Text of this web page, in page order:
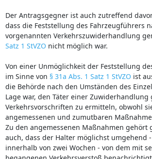
Der Antragsgegner ist auch zutreffend
dass die Feststellung des Fahrzeugführers
vorgenannten Verkehrszuwiderhandlung
Satz 1 StVZO nicht möglich war.
Von einer Unmöglichkeit der Feststellung
im Sinne von § 31a Abs. 1 Satz 1 StVZO ist
die Behörde nach den Umständen des
Lage war, den Täter einer Zuwiderhandlung
Verkehrsvorschriften zu ermitteln, obwohl
angemessenen und zumutbaren
Zu den angemessenen Maßnahmen gehört
auch, dass der Halter möglichst umgehend
innerhalb von zwei Wochen - von dem mit